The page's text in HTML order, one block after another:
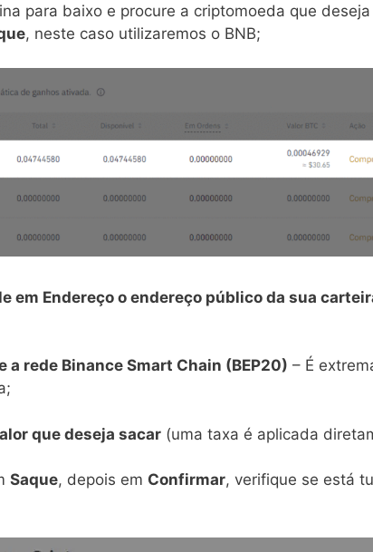
para baixo e procure a criptomoeda que
, neste caso utilizaremos o BNB;
em Endereço o endereço público da sua
a rede Binance Smart Chain (BEP20) – É
que deseja sacar(uma taxa é aplicada
Saque, depois em Confirmar, verifique se está